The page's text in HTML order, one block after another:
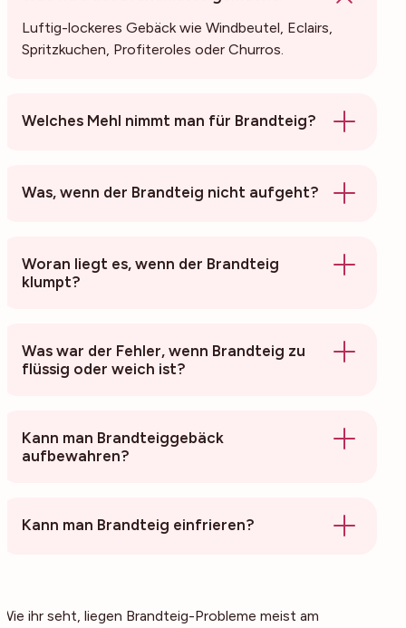
Luftig-lockeres Gebäck wie Windbeutel, Eclairs,
Spritzkuchen, Profiteroles oder Churros.
Welches Mehl nimmt man für Brandteig?
Was, wenn der Brandteig nicht aufgeht?
Woran liegt es, wenn der Brandteig
klumpt?
Was war der Fehler, wenn Brandteig zu
flüssig oder weich ist?
Kann man Brandteiggebäck
aufbewahren?
Kann man Brandteig einfrieren?
Wie ihr seht, liegen Brandteig-Probleme meist am